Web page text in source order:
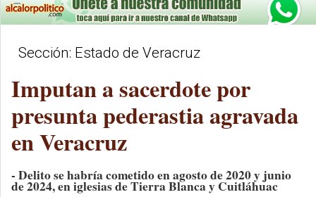
Sección: Estado de Veracruz
Imputan a sacerdote por
presunta pederastia agravada
en Veracruz
- Delito se habría cometido en agosto de 2020 y junio
de 2024, en iglesias de Tierra Blanca y Cuitláhuac